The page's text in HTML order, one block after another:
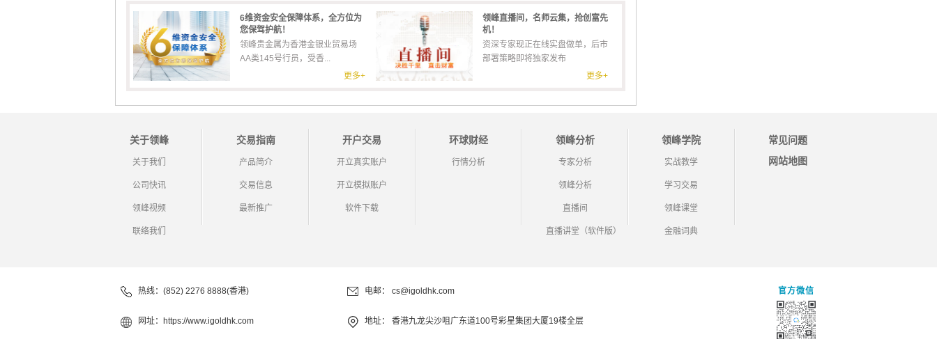
6维资金安全保障体系，全方位为
您保驾护航！
领峰贵金属为香港金银业贸易场
AA类145号行员，受香...
更多+
领峰直播间，名师云集，抢创富先
机！
资深专家现正在线实盘做单，后市
部署策略即将独家发布
更多+
关于领峰
关于我们
公司快讯
领峰视频
联络我们
交易指南
产品简介
交易信息
最新推广
开户交易
开立真实账户
开立模拟账户
软件下载
环球财经
行情分析
领峰分析
专家分析
领峰分析
直播间
直播讲堂（软件版）
领峰学院
实战教学
学习交易
领峰课堂
金融词典
常见问题
网站地图
热线：(852) 2276 8888(香港) 电邮： cs@igoldhk.com
网址： https://www.igoldhk.com 地址： 香港九龙尖沙咀广东道100号彩星集团大厦19楼全层
官方微信